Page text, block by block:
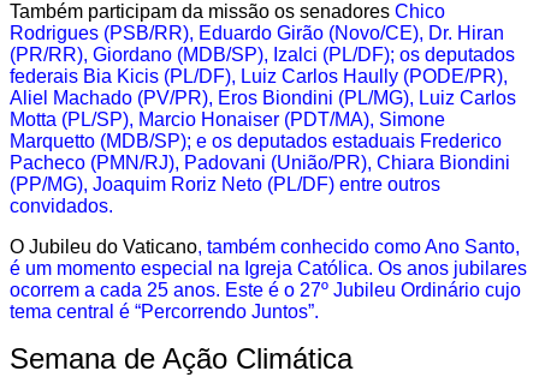
Também participam da missão os senadores Chico
Rodrigues (PSB/RR), Eduardo Girão (Novo/CE), Dr. Hiran
(PR/RR), Giordano (MDB/SP), Izalci (PL/DF); os deputados
federais Bia Kicis (PL/DF), Luiz Carlos Haully (PODE/PR),
Aliel Machado (PV/PR), Eros Biondini (PL/MG), Luiz Carlos
Motta (PL/SP), Marcio Honaiser (PDT/MA), Simone
Marquetto (MDB/SP); e os deputados estaduais Frederico
Pacheco (PMN/RJ), Padovani (União/PR), Chiara Biondini
(PP/MG), Joaquim Roriz Neto (PL/DF) entre outros
convidados.
O Jubileu do Vaticano, também conhecido como Ano Santo,
é um momento especial na Igreja Católica. Os anos jubilares
ocorrem a cada 25 anos. Este é o 27º Jubileu Ordinário cujo
tema central é “Percorrendo Juntos”.
Semana de Ação Climática